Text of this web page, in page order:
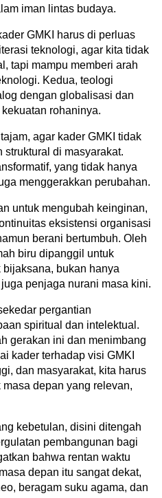
iman lintas budaya.
GMKI harus di perluas
teknologi, agar kita tidak
tapi mampu memberi arah
Kedua, teologi
dengan globalisasi dan
rohaninya.
agar kader GMKI tidak
struktural di masyarakat.
yang tidak hanya
menggerakkan perubahan.
untuk mengubah keinginan,
eksistensi organisasi
berani bertumbuh. Oleh
biru dipanggil untuk
bukan hanya
penjaga nurani masa kini.
pergantian
spiritual dan intelektual.
gerakan ini dan menimbang
kader terhadap visi GMKI
dan masyarakat, kita harus
depan yang relevan,
kebetulan, disini ditengah
pembangunan bagi
bahwa rentan waktu
depan itu sangat dekat,
beragam suku agama, dan